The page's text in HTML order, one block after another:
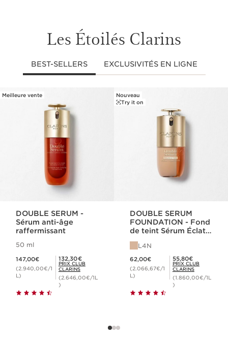
Les Étoilés Clarins
BEST-SELLERS EXCLUSIVITÉS EN LIGNE
Meilleure vente
DOUBLE SERUM -
Sérum anti-âge
raffermissant
50 ml
147,00€
(2.940,00€/1
L)
Prix Club Clarins 132,30€
132,30€
PRIX CLUB
CLARINS
(2.646,00€/1L
)
Nouveau
Try it on
DOUBLE SERUM
FOUNDATION - Fond
de teint Sérum Éclat
L4N
62,00€
(2.066,67€/1
L)
Prix Club Clarins 55,80€
55,80€
PRIX CLUB
CLARINS
(1.860,00€/1L
)